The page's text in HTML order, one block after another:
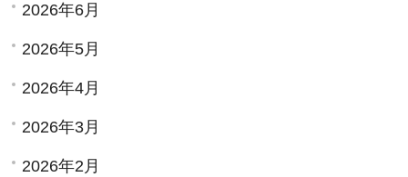
2026年6月
2026年5月
2026年4月
2026年3月
2026年2月